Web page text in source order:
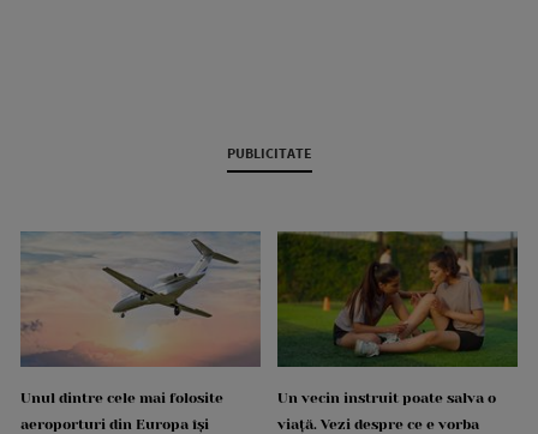
PUBLICITATE
Unul dintre cele mai folosite
aeroporturi din Europa își
Un vecin instruit poate salva o
viață. Vezi despre ce e vorba